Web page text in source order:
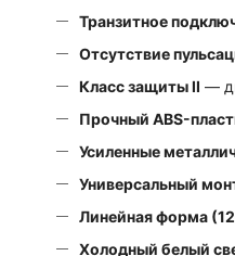
Транзитное
Отсутствие
Класс защиты II —
Прочный ABS-
Усиленные
Универсальный
Линейная форма
Холодный белый